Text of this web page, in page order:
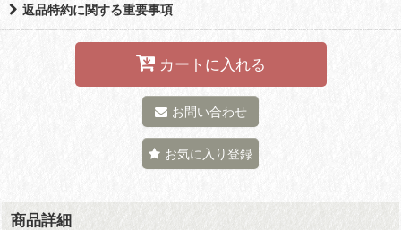
返品特約に関する重要事項
カートに入れる
お問い合わせ
お気に入り登録
商品詳細